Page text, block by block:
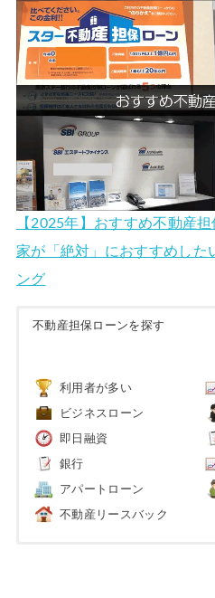
【2025年】おすすめ不動産
家が「絶対」におすすめした
ング
不動産担保ローンを探す
利用者が多い
ビジネスローン
即日融資
銀行
アパートローン
不動産リースバック